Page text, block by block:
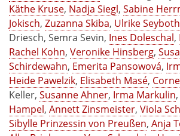
Käthe Kruse, Nadja Siegl, Sabine
Jokisch, Zuzanna Skiba, Ulrike Seyboth
Driesch, Semra Sevin, Ines Doleschal,
Rachel Kohn, Veronike Hinsberg,
Schirdewahn, Emerita Pansowová,
Heide Pawelzik, Elisabeth Masé,
Keller, Susanne Ahner, Irma Markulin,
Hampel, Annett Zinsmeister, Viola
Sibylle Prinzessin von Preußen, Anja